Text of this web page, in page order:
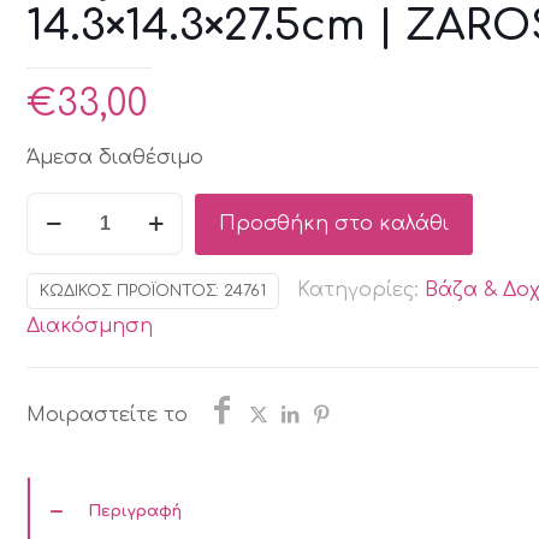
14.3×14.3×27.5cm |
€33,00
Άμεσα διαθέσιμο
14.3x14.3x27.5cm
|
Προσθήκη στο καλάθι
ΚΩΔΙΚΌΣ ΠΡΟΪΌΝΤΟΣ: 24761 Κατηγορίες: Βάζα &
Διακόσμηση
Μοιραστείτε το
Περιγραφή